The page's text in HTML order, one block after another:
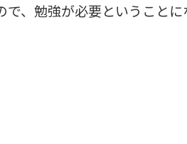
、勉強が必要ということに